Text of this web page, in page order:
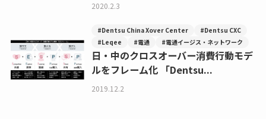
2020.2.3
#Dentsu China Xover Center
#Dentsu CXC
#Leqee
#電通 #電通イージス・ネットワーク
日・中のクロスオーバー消費行動モデ
ルをフレーム化 「Dentsu...
2019.12.2